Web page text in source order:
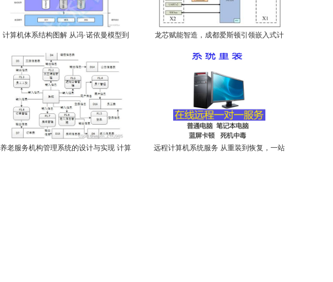
计算机体系结构图解 从冯·诺依曼模型到
龙芯赋能智造，成都爱斯顿引领嵌入式计
养老服务机构管理系统的设计与实现 计算
远程计算机系统服务 从重装到恢复，一站